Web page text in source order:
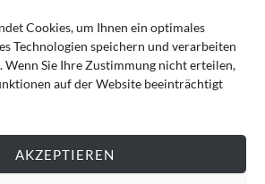
Cookies, um Ihnen ein optimales
Technologien speichern und verarbeiten
Sie Ihre Zustimmung nicht erteilen,
auf der Website beeinträchtigt
AKZEPTIEREN
Kundeninformationen Datenschutz
Impressum